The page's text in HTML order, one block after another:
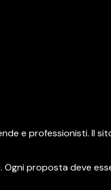
e professionisti. Il
proposta deve